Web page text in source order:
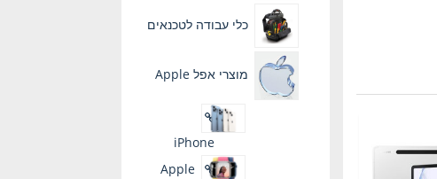
כלי עבודה לטכנאים
מוצרי אפל Apple
iPhone
Apple